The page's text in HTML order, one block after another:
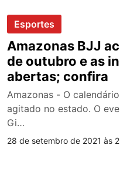
Esportes
Amazonas BJJ
de outubro e as
abertas; confira
Amazonas - O
agitado no estado. O
Gi…
28 de setembro de 2021 às